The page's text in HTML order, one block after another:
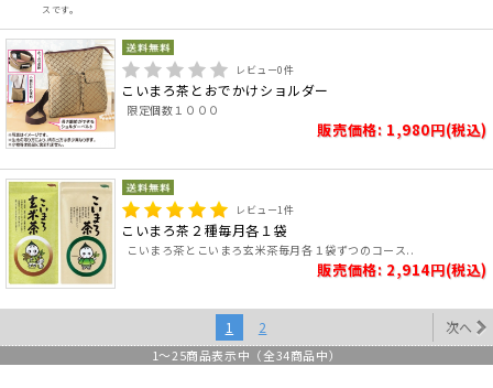
スです。
レビュー0件
こいまろ茶とおでかけショルダー
限定個数１０００
販売価格: 1,980円(税込)
レビュー1件
こいまろ茶２種毎月各１袋
こいまろ茶とこいまろ玄米茶毎月各１袋ずつのコース..
販売価格: 2,914円(税込)
1 2 次へ
1～25商品表示中（全34商品中）